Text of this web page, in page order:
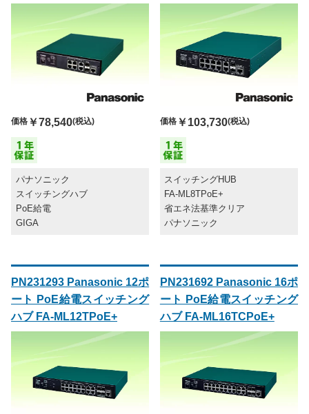
価格 ￥78,540(税込)
パナソニック
スイッチングハブ
PoE給電
GIGA
価格￥103,730(税込)
スイッチングHUB
FA-ML8TPoE+
省エネ法基準クリア
パナソニック
PN231293 Panasonic 12ポ
ート PoE給電スイッチング
ハブ FA-ML12TPoE+
PN231692 Panasonic 16ポ
ート PoE給電スイッチング
ハブ FA-ML16TCPoE+